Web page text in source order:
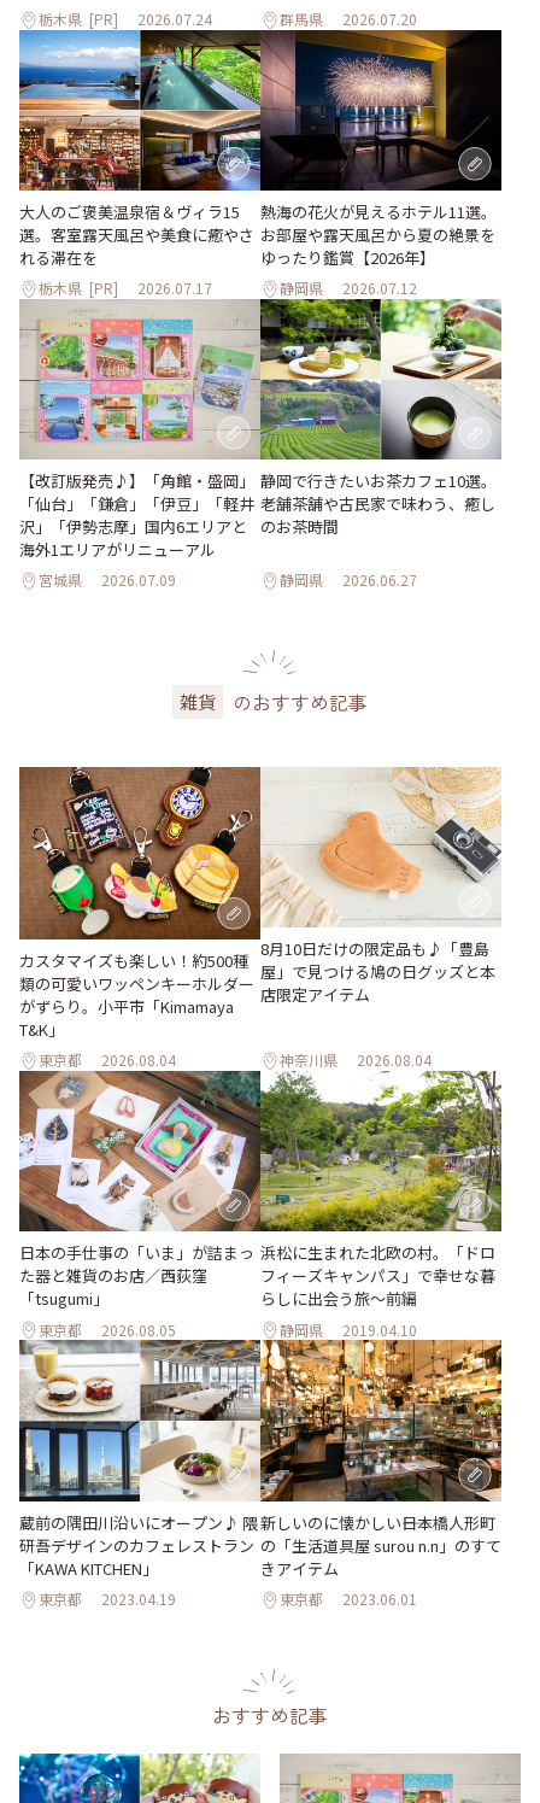
栃木県 [PR] 2026.07.24 群馬県 2026.07.20
大人のご褒美温泉宿＆ヴィラ15
選。客室露天風呂や美食に癒やさ
れる滞在を
栃木県 [PR] 2026.07.17
熱海の花火が見えるホテル11選。
お部屋や露天風呂から夏の絶景を
ゆったり鑑賞【2026年】
静岡県 2026.07.12
【改訂版発売♪】「角館・盛岡」
「仙台」「鎌倉」「伊豆」「軽井
沢」「伊勢志摩」国内6エリアと
海外1エリアがリニューアル
宮城県 2026.07.09
静岡で行きたいお茶カフェ10選。
老舗茶舗や古民家で味わう、癒し
のお茶時間
静岡県 2026.06.27
雑貨 のおすすめ記事
カスタマイズも楽しい！約500種
類の可愛いワッペンキーホルダー
がずらり。小平市「Kimamaya
T&K」
東京都 2026.08.04
8月10日だけの限定品も♪「豊島
屋」で見つける鳩の日グッズと本
店限定アイテム
神奈川県 2026.08.04
日本の手仕事の「いま」が詰まっ
た器と雑貨のお店／西荻窪
「tsugumi」
東京都 2026.08.05
浜松に生まれた北欧の村。「ドロ
フィーズキャンパス」で幸せな暮
らしに出会う旅～前編
静岡県 2019.04.10
蔵前の隅田川沿いにオープン♪ 隈
研吾デザインのカフェレストラン
「KAWA KITCHEN」
東京都 2023.04.19
新しいのに懐かしい――日本橋人形町
の「生活道具屋 surou n.n」のすて
きアイテム
東京都 2023.06.01
おすすめ記事